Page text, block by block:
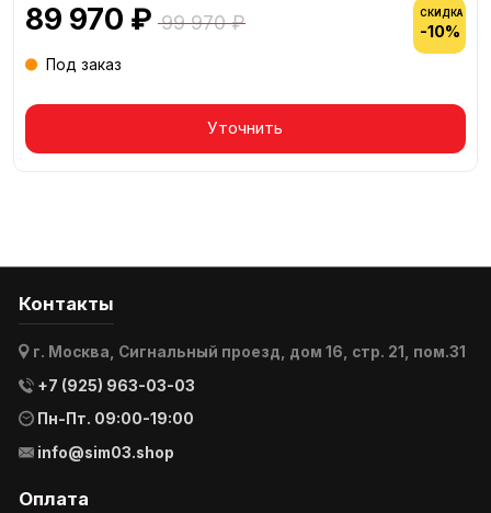
89 970 ₽ 99 970 ₽ СКИДКА
-10%
Под заказ
Уточнить
Контакты
г. Москва, Сигнальный проезд, дом 16, стр. 21, пом.31
+7 (925) 963-03-03
Пн-Пт. 09:00-19:00
info@sim03.shop
Оплата